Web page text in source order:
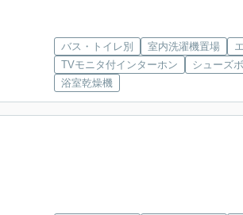
バス・トイレ別 室内洗濯機置場
TVモニタ付インターホン
シューズ
浴室乾燥機